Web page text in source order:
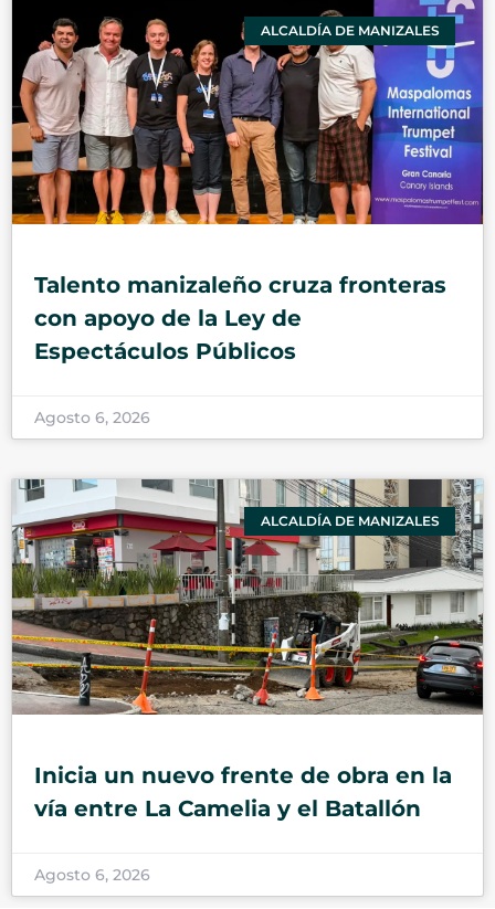
ALCALDÍA DE MANIZALES
Talento manizaleño cruza fronteras
con apoyo de la Ley de
Espectáculos Públicos
Agosto 6, 2026
ALCALDÍA DE MANIZALES
Inicia un nuevo frente de obra en la
vía entre La Camelia y el Batallón
Agosto 6, 2026